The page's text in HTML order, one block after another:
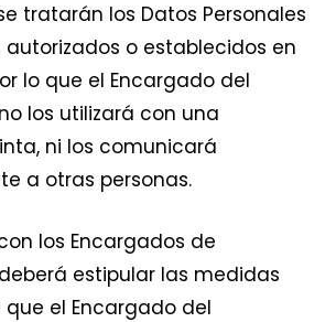
tratarán los Datos Personales
autorizados o establecidos en
lo que el Encargado del
los utilizará con una
ni los comunicará
a otras personas.
los Encargados de
estipular las medidas
el Encargado del